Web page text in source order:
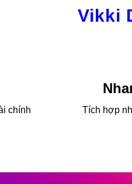
Vikki
chính
Tích hợp